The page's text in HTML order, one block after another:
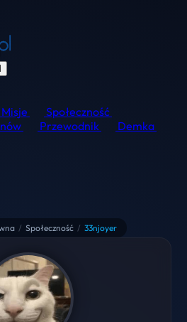
Społeczność
Przewodnik
Demka
/ Społeczność / 33njoyer